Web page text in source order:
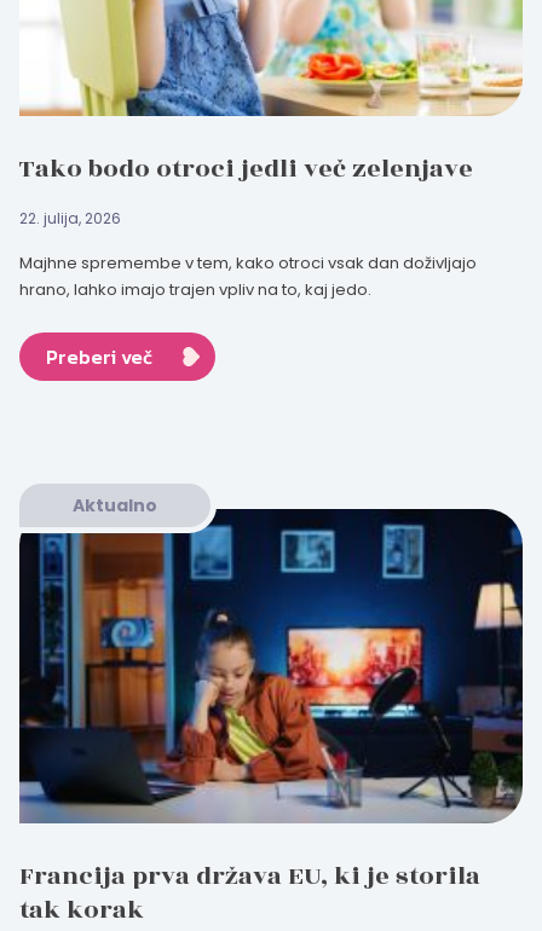
Tako bodo otroci jedli več zelenjave
22. julija, 2026
Majhne spremembe v tem, kako otroci vsak dan doživljajo
hrano, lahko imajo trajen vpliv na to, kaj jedo.
Preberi več
Aktualno
Francija prva država EU, ki je storila
tak korak